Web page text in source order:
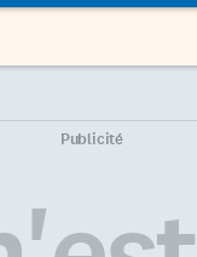
Publicité